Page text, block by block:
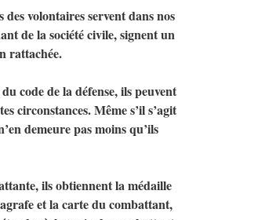
volontaires servent dans nos
de la société civile, signent un
rattachée.
code de la défense, ils peuvent
circonstances. Même s’il s’agit
demeure pas moins qu’ils
ils obtiennent la médaille
et la carte du combattant,